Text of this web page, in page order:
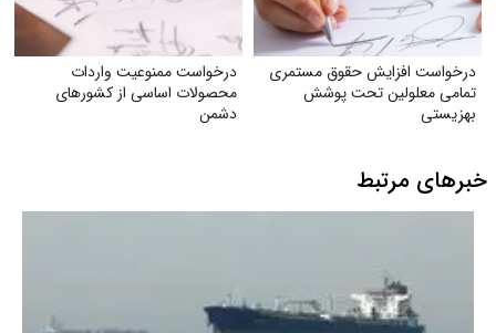
درخواست افزایش حقوق مستمری
تمامی معلولین تحت پوشش
بهزیستی
درخواست ممنوعیت واردات
محصولات اساسی از کشورهای
دشمن
خبرهای مرتبط